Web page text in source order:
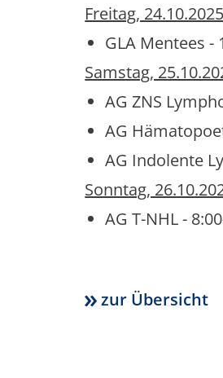
Freitag, 24.10.2025
GLA Mentees -
Samstag,
AG ZNS
AG
AG Indolente
Sonntag,
AG T-NHL -
zur Übersicht